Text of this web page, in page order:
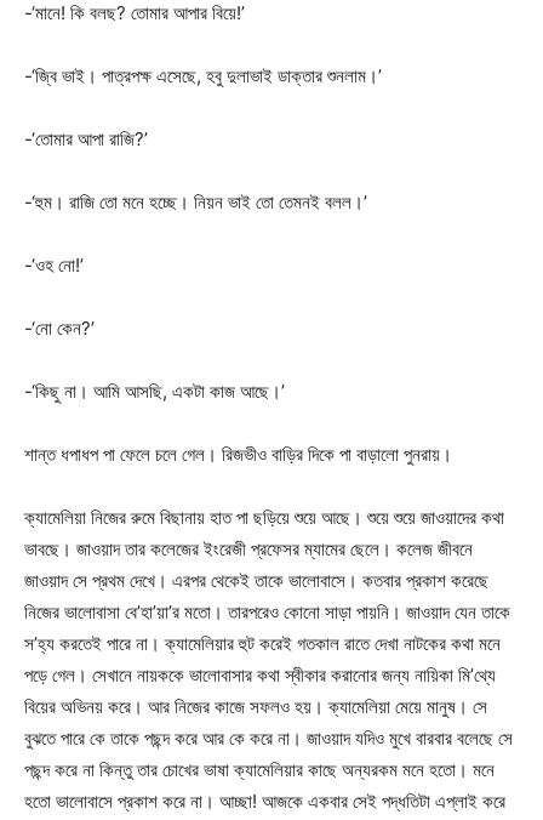
-‘মানে! কি বলছ? তোমার আপার বিয়ে!’
-‘জ্বি ভাই। পাত্রপক্ষ এসেছে, হবু দুলাভাই ডাক্তার শুনলাম।’
-‘তোমার আপা রাজি?’
-‘হুম। রাজি তো মনে হচ্ছে। নিয়ন ভাই তো তেমনই বলল।’
-‘ওহ নো!’
-‘নো কেন?’
-‘কিছু না। আমি আসছি, একটা কাজ আছে।’
শান্ত ধপাধপ পা ফেলে চলে গেল। রিজভীও বাড়ির দিকে পা বাড়ালো পুনরায়।
ক্যামেলিয়া নিজের রুমে বিছানায় হাত পা ছড়িয়ে শুয়ে আছে। শুয়ে শুয়ে জাওয়াদের কথা
ভাবছে। জাওয়াদ তার কলেজের ইংরেজী প্রফেসর ম্যামের ছেলে। কলেজ জীবনে
জাওয়াদ সে প্রথম দেখে। এরপর থেকেই তাকে ভালোবাসে। কতবার প্রকাশ করেছে
নিজের ভালোবাসা বে’হা’য়া’র মতো। তারপরেও কোনো সাড়া পায়নি। জাওয়াদ যেন তাকে
স’হ্য করতেই পারে না। ক্যামেলিয়ার হুট করেই গতকাল রাতে দেখা নাটকের কথা মনে
পড়ে গেল। সেখানে নায়ককে ভালোবাসার কথা স্বীকার করানোর জন্য নায়িকা মি’থ্যে
বিয়ের অভিনয় করে। আর নিজের কাজে সফলও হয়। ক্যামেলিয়া মেয়ে মানুষ। সে
বুঝতে পারে কে তাকে পছন্দ করে আর কে করে না। জাওয়াদ যদিও মুখে বারবার বলেছে সে
পছন্দ করে না কিন্তু তার চোখের ভাষা ক্যামেলিয়ার কাছে অন্যরকম মনে হতো। মনে
হতো ভালোবাসে প্রকাশ করে না। আচ্ছা! আজকে একবার সেই পদ্ধতিটা এপ্লাই করে